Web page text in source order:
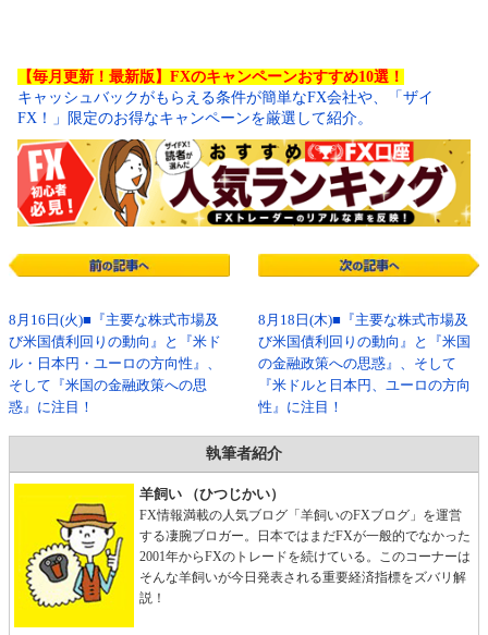
【毎月更新！最新版】FXのキャンペーンおすすめ10選！
キャッシュバックがもらえる条件が簡単なFX会社や、「ザイ
FX！」限定のお得なキャンペーンを厳選して紹介。
8月16日(火)■『主要な株式市場及
び米国債利回りの動向』と『米ド
ル・日本円・ユーロの方向性』、
そして『米国の金融政策への思
惑』に注目！
8月18日(木)■『主要な株式市場及
び米国債利回りの動向』と『米国
の金融政策への思惑』、そして
『米ドルと日本円、ユーロの方向
性』に注目！
執筆者紹介
羊飼い （ひつじかい）
FX情報満載の人気ブログ「羊飼いのFXブログ」を運営
する凄腕ブロガー。日本ではまだFXが一般的でなかった
2001年からFXのトレードを続けている。このコーナーは
そんな羊飼いが今日発表される重要経済指標をズバリ解
説！